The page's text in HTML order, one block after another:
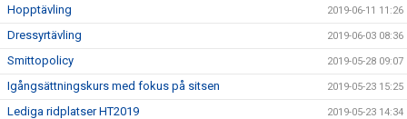
Hopptävling 2019-06-11 11:26
Dressyrtävling 2019-06-03 08:36
Smittopolicy 2019-05-28 09:07
Igångsättningskurs med fokus på sitsen 2019-05-23 15:25
Lediga ridplatser HT2019 2019-05-23 14:34